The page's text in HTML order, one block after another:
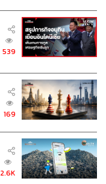
539
169
2.6K